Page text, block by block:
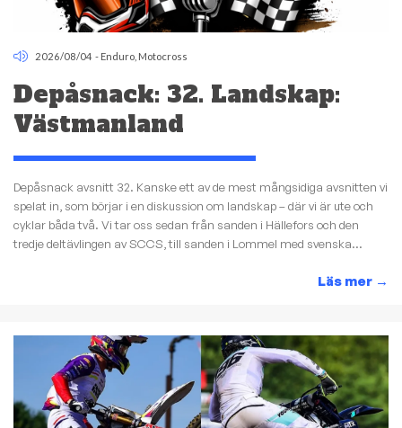
2026/08/04 - Enduro Motocross
Depåsnack: 32. Landskap:
Västmanland
Depåsnack avsnitt 32. Kanske ett av de mest mångsidiga avsnitten vi
spelat in, som börjar i en diskussion om landskap – där vi är ute och
cyklar båda två. Vi tar oss sedan från sanden i Hällefors och den
tredje deltävlingen av SCCS, till sanden i Lommel med svenska...
Läs mer →